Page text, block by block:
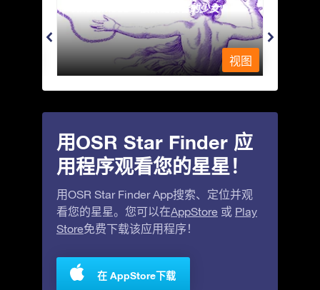
Andromeda - 被铁链锁着的少女
视图
用OSR Star Finder 应
用程序观看您的星星！
用OSR Star Finder App搜索、定位并观
看您的星星。您可以在AppStore 或 Play
Store免费下载该应用程序！
在 AppStore下载